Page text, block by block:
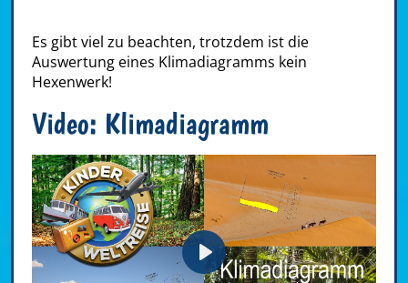
Es gibt viel zu beachten, trotzdem ist die
Auswertung eines Klimadiagramms kein
Hexenwerk!
Video: Klimadiagramm
Play